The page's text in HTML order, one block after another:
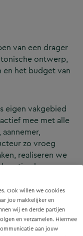
Ook willen we cookies
jou makkelijker en
wij en derde partijen
en verzamelen. Hiermee
aan jouw
van een drager
ontwerp,
en het budget van
eigen vakgebied
mee met alle
zo vroeg
realiseren we
optimale
als renovatie.
constructieve